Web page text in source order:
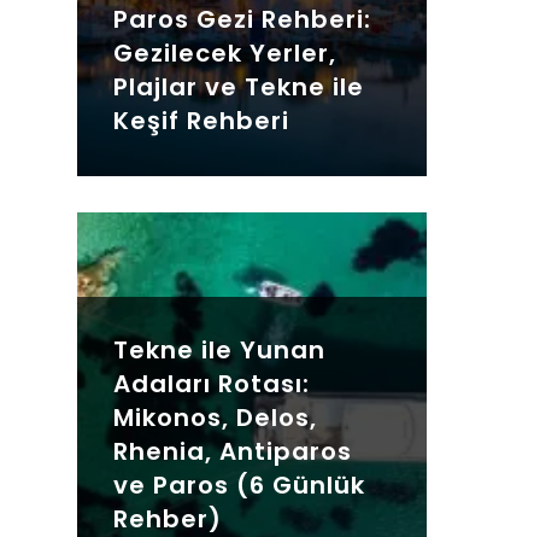
Paros Gezi Rehberi:
Gezilecek Yerler,
Plajlar ve Tekne ile
Keşif Rehberi
Tekne ile Yunan
Adaları Rotası:
Mikonos, Delos,
Rhenia, Antiparos
ve Paros (6 Günlük
Rehber)